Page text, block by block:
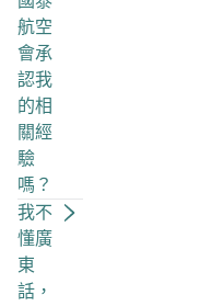
航空
會承
認我
的相
關經
驗
嗎？
我不
懂廣
東
話，